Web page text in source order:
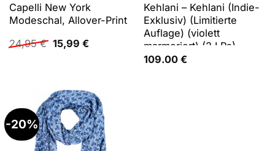
Capelli New York
Modeschal, Allover-Print
24,95€ Ursprünglicher
Preis
15,99 €Aktueller
Kehlani – Kehlani (Indie-
Exklusiv) (Limitierte
Auflage) (violett
marmoriert) (2 LPs),
Schallplatten
109.00 €
-20%